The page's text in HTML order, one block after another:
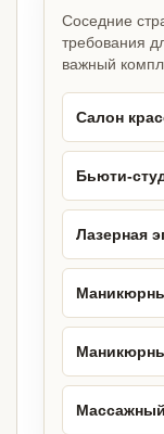
Соседние
требования
важный
Салон
Бьюти-
Лазерная